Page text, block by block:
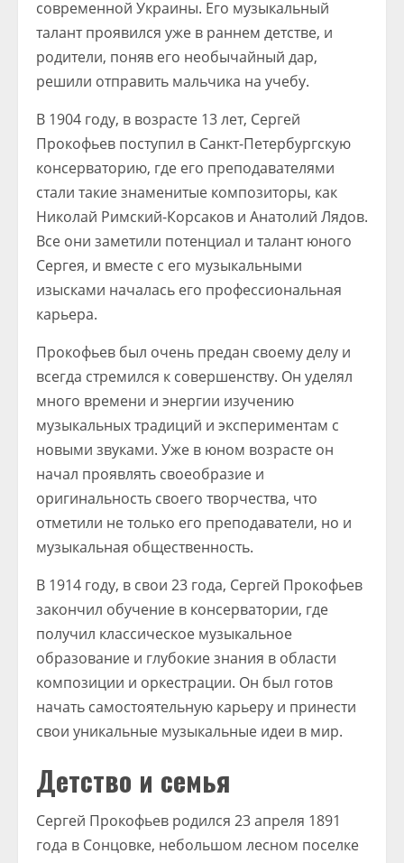
современной Украины. Его музыкальный
талант проявился уже в раннем детстве, и
родители, поняв его необычайный дар,
решили отправить мальчика на учебу.
В 1904 году, в возрасте 13 лет, Сергей
Прокофьев поступил в Санкт-Петербургскую
консерваторию, где его преподавателями
стали такие знаменитые композиторы, как
Николай Римский-Корсаков и Анатолий Лядов.
Все они заметили потенциал и талант юного
Сергея, и вместе с его музыкальными
изысками началась его профессиональная
карьера.
Прокофьев был очень предан своему делу и
всегда стремился к совершенству. Он уделял
много времени и энергии изучению
музыкальных традиций и экспериментам с
новыми звуками. Уже в юном возрасте он
начал проявлять своеобразие и
оригинальность своего творчества, что
отметили не только его преподаватели, но и
музыкальная общественность.
В 1914 году, в свои 23 года, Сергей Прокофьев
закончил обучение в консерватории, где
получил классическое музыкальное
образование и глубокие знания в области
композиции и оркестрации. Он был готов
начать самостоятельную карьеру и принести
свои уникальные музыкальные идеи в мир.
Детство и семья
Сергей Прокофьев родился 23 апреля 1891
года в Сонцовке, небольшом лесном поселке